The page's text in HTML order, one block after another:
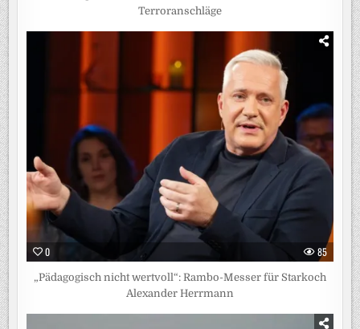
Terroranschläge
0 85
„Pädagogisch nicht wertvoll“: Rambo-Messer für Starkoch
Alexander Herrmann